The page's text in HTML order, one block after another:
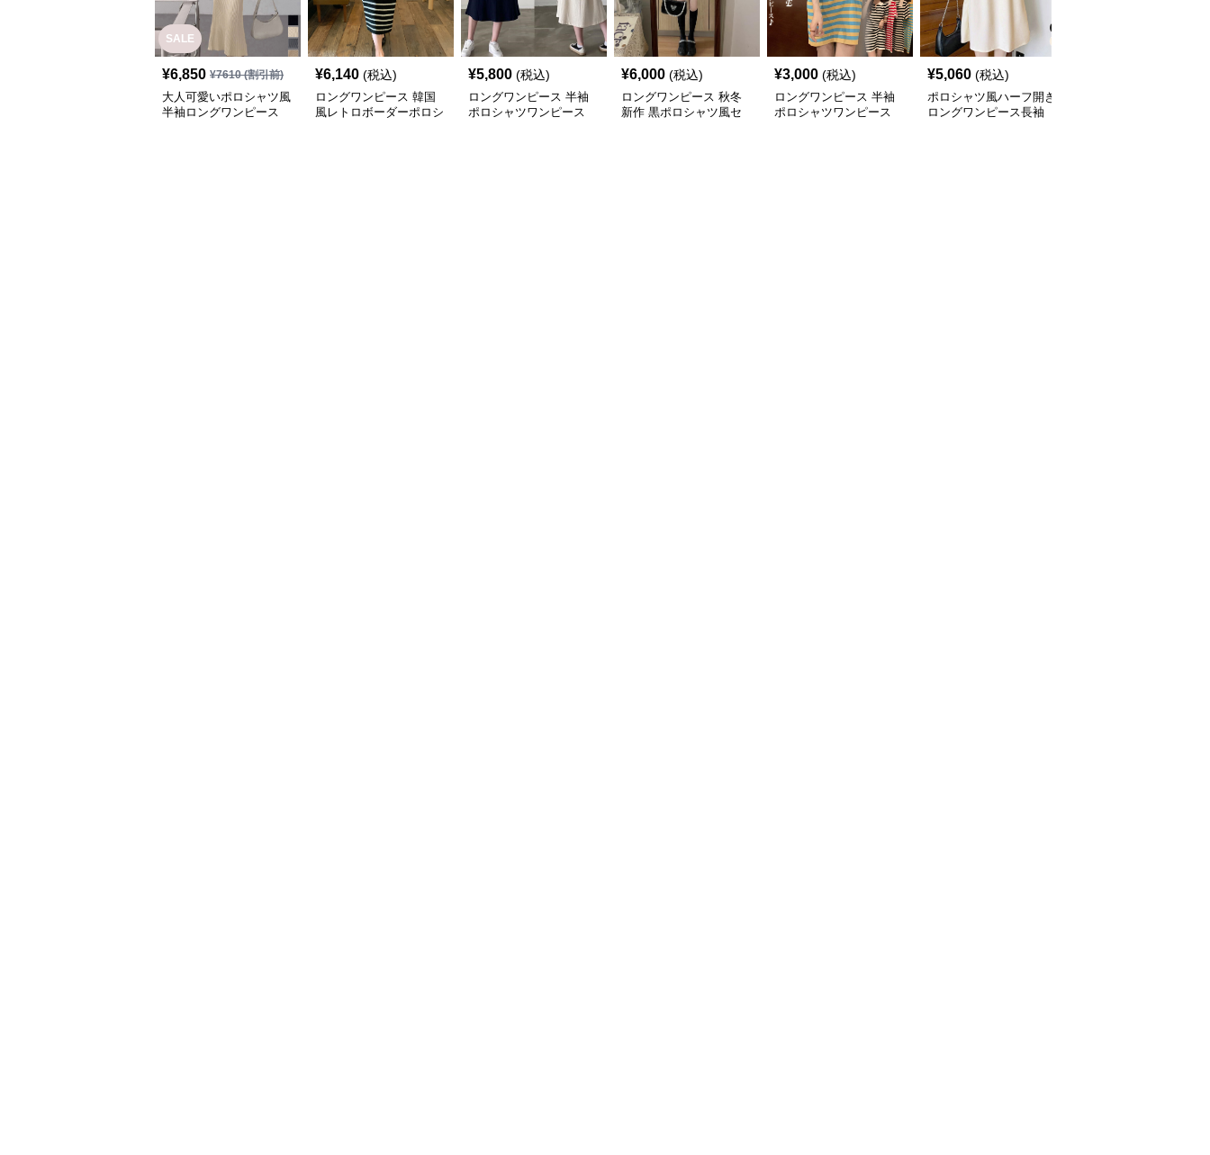
SALE
¥6,850 ¥7610(割引前)
大人可愛いポロシャツ風
半袖ロングワンピース
¥6,140 (税込)
ロングワンピース 韓国
風レトロボーダーポロシ
¥5,800 (税込)
ロングワンピース 半袖
ポロシャツワンピース
¥6,000 (税込)
ロングワンピース 秋冬
新作 黒ポロシャツ風セ
¥3,000 (税込)
ロングワンピース 半袖
ポロシャツワンピース
¥5,060 (税込)
ポロシャツ風ハーフ開き
ロングワンピース長袖